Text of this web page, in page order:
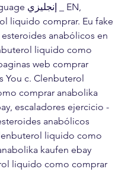
liquido comprar. Eu fake
anabólicos en
liquido como
web comprar
You c. Clenbuterol
comprar anabolika
escaladores ejercicio -
anabólicos
liquido como
kaufen ebay
liquido como comprar